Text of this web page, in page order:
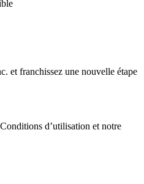
et franchissez une nouvelle étape
d’utilisation et notre